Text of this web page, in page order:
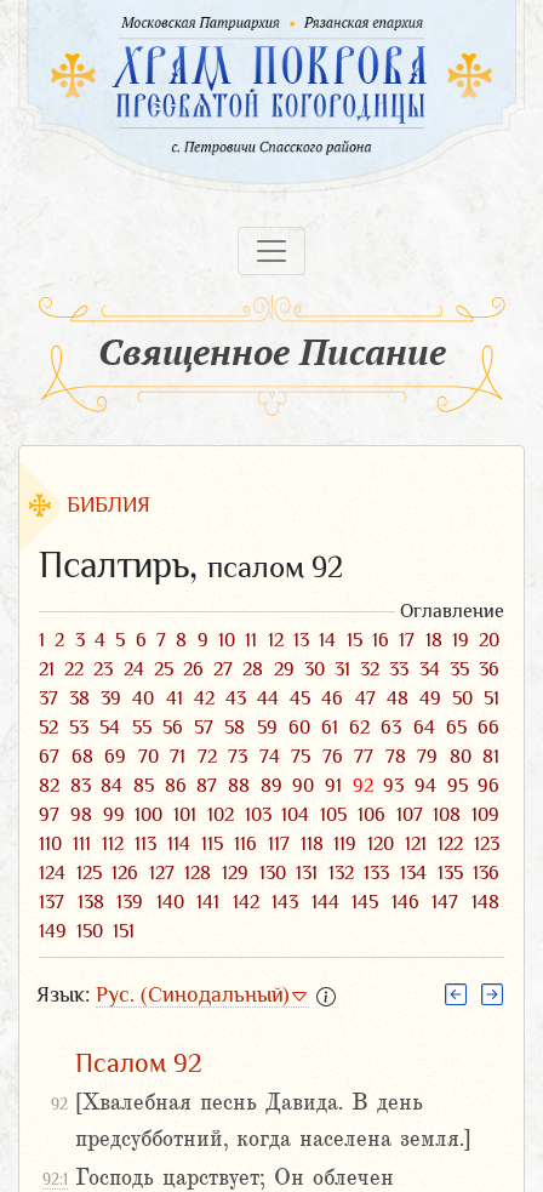
Священное Писание
БИБЛИЯ
Псалтирь, псалом 92
Оглавление
1 2 3 4 5 6 7 8 9 10 11 12 13 14 15 16 17 18 19 20
21 22 23 24 25 26 27 28 29 30 31 32 33 34 35 36
37 38 39 40 41 42 43 44 45 46 47 48 49 50 51
52 53 54 55 56 57 58 59 60 61 62 63 64 65 66
67 68 69 70 71 72 73 74 75 76 77 78 79 80 81
82 83 84 85 86 87 88 89 90 91 92 93 94 95 96
97 98 99 100 101 102 103 104 105 106 107 108 109
110 111 112 113 114 115 116 117 118 119 120 121 122 123
124 125 126 127 128 129 130 131 132 133 134 135 136
137
138 139 140 141 142 143 144 145 146 147
148
149 150 151
Язык: Рус. (Синодальный)
Псалом 92
92
[Хвалебная песнь Давида. В день
предсубботний, когда населена земля.]
92:1 Господь царствует; Он облечен